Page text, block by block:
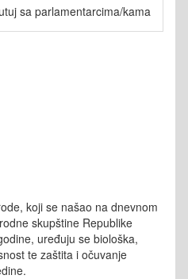
sa parlamentarcima/kama
koji se našao na dnevnom
skupštine Republike
uređuju se biološka,
te zaštita i očuvanje